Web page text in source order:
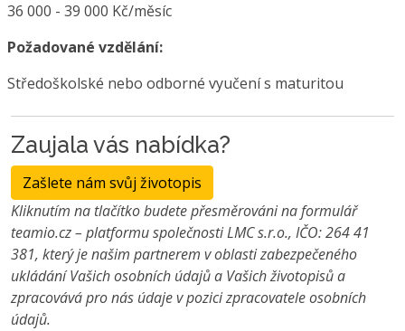
36 000 - 39 000 Kč/měsíc
Požadované vzdělání:
Středoškolské nebo odborné vyučení s maturitou
Zaujala vás nabídka?
Zašlete nám svůj životopis
Kliknutím na tlačítko budete přesměrováni na formulář
teamio.cz – platformu společnosti LMC s.r.o., IČO: 264 41
381, který je našim partnerem v oblasti zabezpečeného
ukládání Vašich osobních údajů a Vašich životopisů a
zpracovává pro nás údaje v pozici zpracovatele osobních
údajů.